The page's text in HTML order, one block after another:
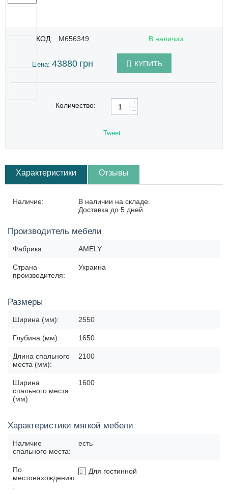
КОД: M656349 В наличии
Цена: 43880 грн КУПИТЬ
Количество:
+
−
Tweet
Характеристики Отзывы
Наличие:
В наличии на складе.
Доставка до 5 дней
Производитель мебели
Фабрика: AMELY
Страна
производителя:
Украина
Размеры
Ширина (мм): 2550
Глубина (мм): 1650
Длина спального
места (мм):
2100
Ширина
спального места
(мм):
1600
Характеристики мягкой мебели
Наличие
спального места:
есть
По
местонахождению:
:
Для гостинной